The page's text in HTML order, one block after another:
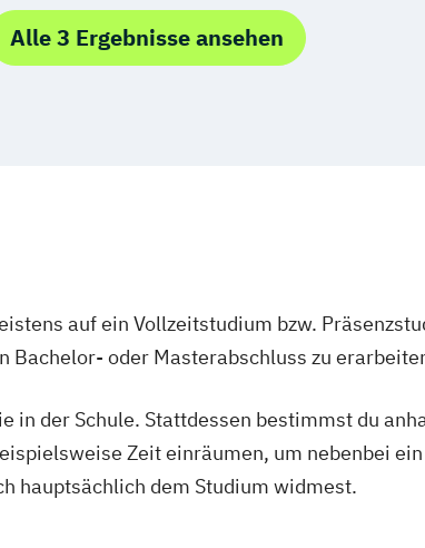
Alle 3 Ergebnisse ansehen
auf ein Vollzeitstudium bzw.
Bachelor- oder Masterabschluss zu
in der Schule. Stattdessen bestimmst du
Zeit einräumen, um nebenbei
hauptsächlich dem Studium widmest.